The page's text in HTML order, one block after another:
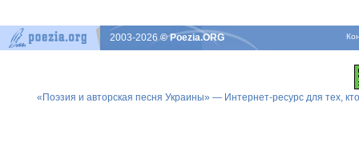
2003-2026© Poezia.ORG
«Поэзия и авторская песня Украины» — Интернет-ресурс для тех,